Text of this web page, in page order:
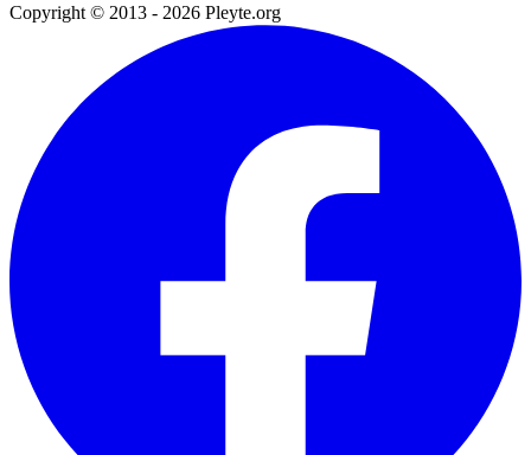
Copyright © 2013 - 2026 Pleyte.org